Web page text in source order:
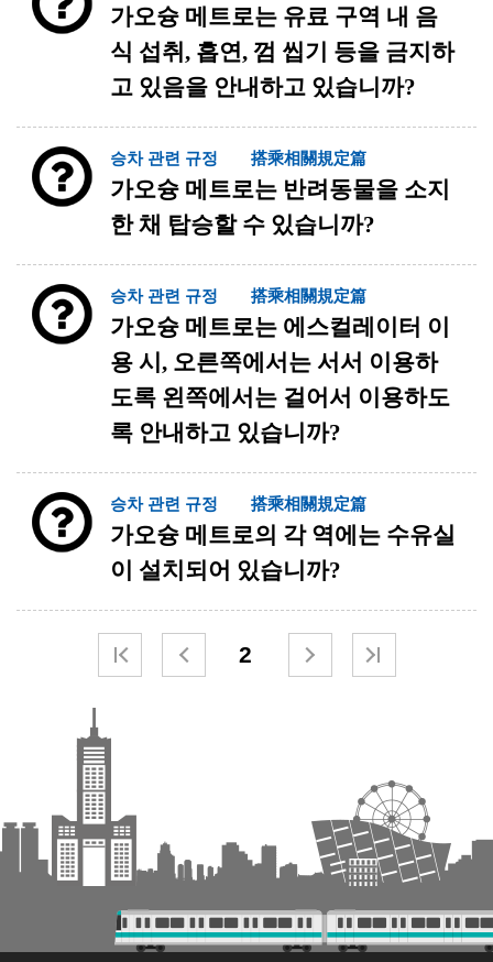
가오슝 메트로는 유료 구역 내 음
식 섭취, 흡연, 껌 씹기 등을 금지하
고 있음을 안내하고 있습니까?
승차 관련 규정 搭乘相關規定篇
가오슝 메트로는 반려동물을 소지
한 채 탑승할 수 있습니까?
승차 관련 규정 搭乘相關規定篇
가오슝 메트로는 에스컬레이터 이
용 시, 오른쪽에서는 서서 이용하
도록 왼쪽에서는 걸어서 이용하도
록 안내하고 있습니까?
승차 관련 규정 搭乘相關規定篇
가오슝 메트로의 각 역에는 수유실
이 설치되어 있습니까?
2